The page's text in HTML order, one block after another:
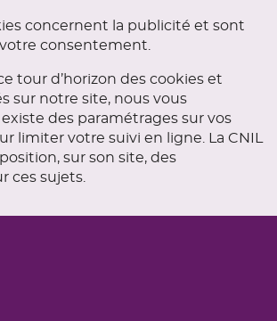
concernent la publicité et sont
consentement.
tour d’horizon des cookies et
sur notre site, nous vous
des paramétrages sur vos
limiter votre suivi en ligne. La CNIL
sur son site, des
ces sujets.